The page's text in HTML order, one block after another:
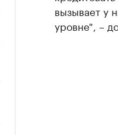
вызывает у
уровне", –